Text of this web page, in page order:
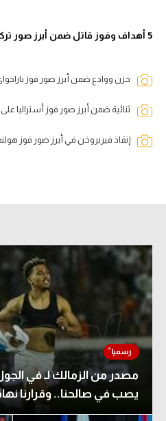
5 أهداف وفوز قاتل ضمن أبرز صور تركيا أمام أمريكا في كأس العالم
حزن ووادع ضمن أبرز صور فوز
ثنائية ضمن أبرز صور فوز أستراليا
إنقاذ فيربروخن في أبرز صور فوز
مصدر من الزمالك لـ في
يصب في صالحنا.. وقرارنا